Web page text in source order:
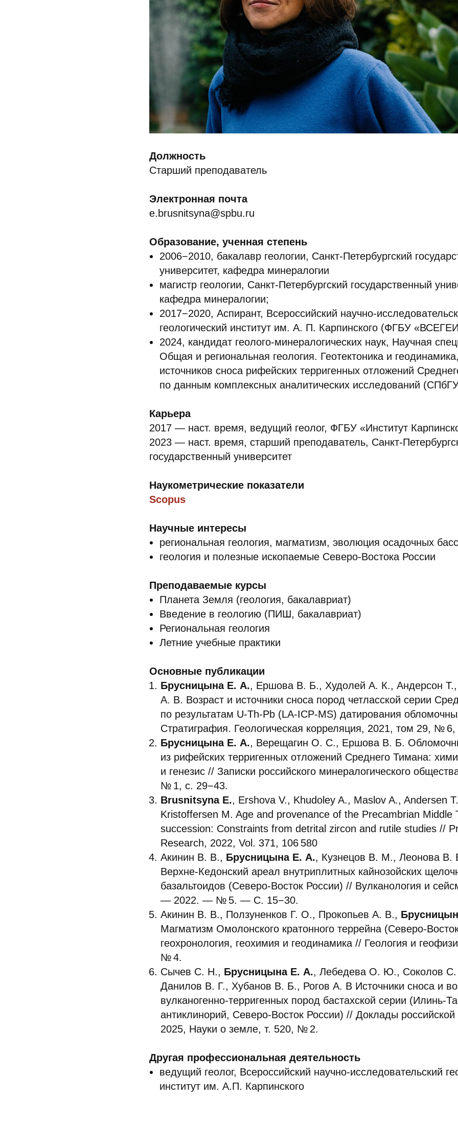
Должность
Старший преподаватель
Электронная почта
e.brusnitsyna@spbu.ru
Образование, ученная степень
2006−2010, бакалавр геологии, Санкт-Петербургский
университет, кафедра минералогии
магистр геологии, Санкт-Петербургский государственный
кафедра минералогии;
2017−2020, Аспирант, Всероссийский научно-
геологический институт им. А. П. Карпинского (ФГБУ
2024, кандидат геолого-минералогических наук, Научная
Общая и региональная геология. Геотектоника и
источников сноса рифейских терригенных отложений
по данным комплексных аналитических исследований
Карьера
2017 — наст. время, ведущий геолог, ФГБУ «Институт
2023 — наст. время, старший преподаватель, Санкт-
государственный университет
Наукометрические показатели
Scopus
Научные интересы
региональная геология, магматизм, эволюция осадочных
геология и полезные ископаемые Северо-Востока России
Преподаваемые курсы
Планета Земля (геология, бакалавриат)
Введение в геологию (ПИШ, бакалавриат)
Региональная геология
Летние учебные практики
Основные публикации
Брусницына Е. А., Ершова В. Б., Худолей А. К., Андерсон
А. В. Возраст и источники сноса пород четласской серии
по результатам U-Th-Pb (LA-ICP-MS) датирования
Стратиграфия. Геологическая корреляция, 2021, том 29, № 6,
Брусницына Е. А., Верещагин О. С., Ершова В. Б.
из рифейских терригенных отложений Среднего Тимана:
и генезис // Записки российского минералогического
№ 1, с. 29−43.
Brusnitsyna Е., Ershova V., Khudoley A., Maslov A., Andersen
Kristoffersen M. Age and provenance of the Precambrian Middle
succession: Constraints from detrital zircon and rutile studies //
Research, 2022, Vol. 371, 106 580
Акинин В. В., Брусницына Е. А., Кузнецов В. М., Леонова
Верхне-Кедонский ареал внутриплитных кайнозойских
базальтоидов (Северо-Восток России) // Вулканология и
— 2022. — № 5. — С. 15−30.
Акинин В. В., Ползуненков Г. О., Прокопьев А. В.,
Магматизм Омолонского кратонного террейна (Северо-
геохронология, геохимия и геодинамика // Геология и
№ 4.
Сычев С. Н., Брусницына Е. А., Лебедева О. Ю., Соколов
Данилов В. Г., Хубанов В. Б., Рогов А. В Источники сноса и
вулканогенно-терригенных пород бастахской серии (Илинь-
антиклинорий, Северо-Восток России) // Доклады российской
2025, Науки о земле, т. 520, № 2.
Другая профессиональная деятельность
ведущий геолог, Всероссийский научно-исследовательский
институт им. А.П. Карпинского